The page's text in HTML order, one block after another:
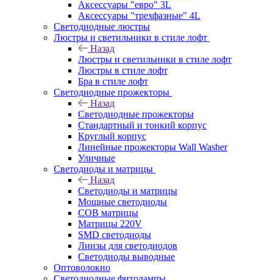
Аксессуары "евро" 3L
Аксессуары "трехфазные" 4L
Светодиодные люстры
Люстры и светильники в стиле лофт
Назад
Люстры и светильники в стиле лофт
Люстры в стиле лофт
Бра в стиле лофт
Светодиодные прожекторы
Назад
Светодиодные прожекторы
Стандартный и тонкий корпус
Круглый корпус
Линейные прожекторы Wall Washer
Уличные
Светодиоды и матрицы
Назад
Светодиоды и матрицы
Мощные светодиоды
COB матрицы
Матрицы 220V
SMD светодиоды
Линзы для светодиодов
Светодиоды выводные
Оптоволокно